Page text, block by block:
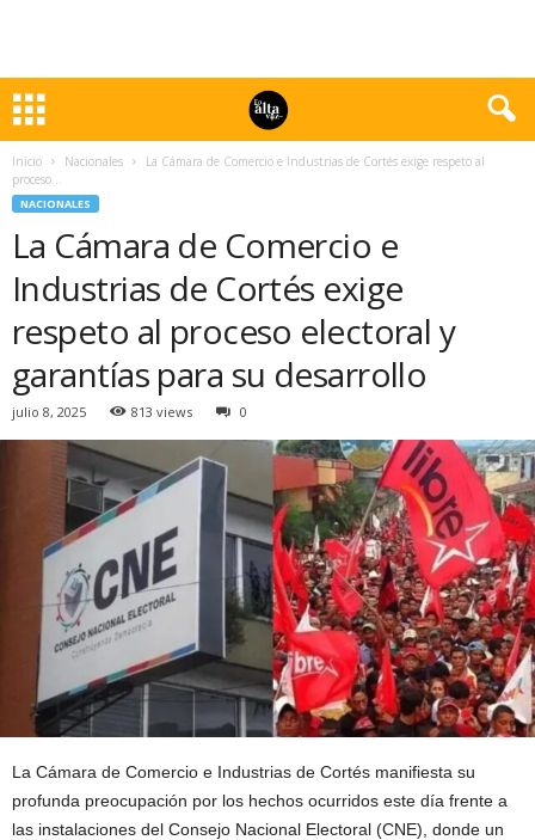
Inicio Nacionales
La Cámara de Comercio e Industrias de Cortés exige respeto al
proceso...
NACIONALES
La Cámara de Comercio e
Industrias de Cortés exige
respeto al proceso electoral y
garantías para su desarrollo
julio 8, 2025 813 views 0
La Cámara de Comercio e Industrias de Cortés manifiesta su
profunda preocupación por los hechos ocurridos este día frente a
las instalaciones del Consejo Nacional Electoral (CNE), donde un